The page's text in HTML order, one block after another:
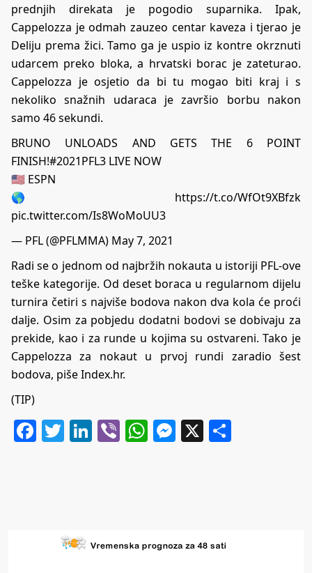
prednjih direkata je pogodio suparnika. Ipak,
Cappelozza je odmah zauzeo centar kaveza i tjerao je
Deliju prema žici. Tamo ga je uspio iz kontre okrznuti
udarcem preko bloka, a hrvatski borac je zateturao.
Cappelozza je osjetio da bi tu mogao biti kraj i s
nekoliko snažnih udaraca je završio borbu nakon
samo 46 sekundi.
BRUNO UNLOADS AND GETS THE 6 POINT
FINISH!#2021PFL3 LIVE NOW
🇺🇸 ESPN
🌎 https://t.co/WfOt9XBfzk
pic.twitter.com/Is8WoMoUU3
— PFL (@PFLMMA) May 7, 2021
Radi se o jednom od najbržih nokauta u istoriji PFL-ove
teške kategorije. Od deset boraca u regularnom dijelu
turnira četiri s najviše bodova nakon dva kola će proći
dalje. Osim za pobjedu dodatni bodovi se dobivaju za
prekide, kao i za runde u kojima su ostvareni. Tako je
Cappelozza za nokaut u prvoj rundi zaradio šest
bodova, piše Index.hr.
(TIP)
Facebook
Twitter
LinkedIn
ViberWhatsApp
Messenger
X